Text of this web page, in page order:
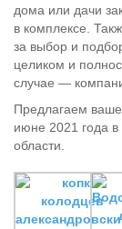
дома или дачи
в комплексе.
за выбор и
целиком и
случае —
Предлагаем
июне 2021 года
области.